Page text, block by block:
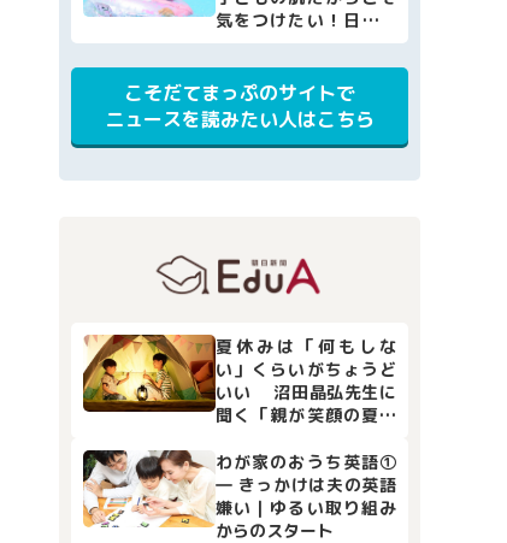
気をつけたい！日焼け
止めの選び方・使い方
[小児科医監修]
こそだてまっぷのサイトで
ニュースを読みたい人はこちら
夏休みは「何もしな
い」くらいがちょうど
いい 沼田晶弘先生に
聞く「親が笑顔の夏休
わが家のおうち英語①
― きっかけは夫の英語
嫌い｜ゆるい取り組み
からのスタート